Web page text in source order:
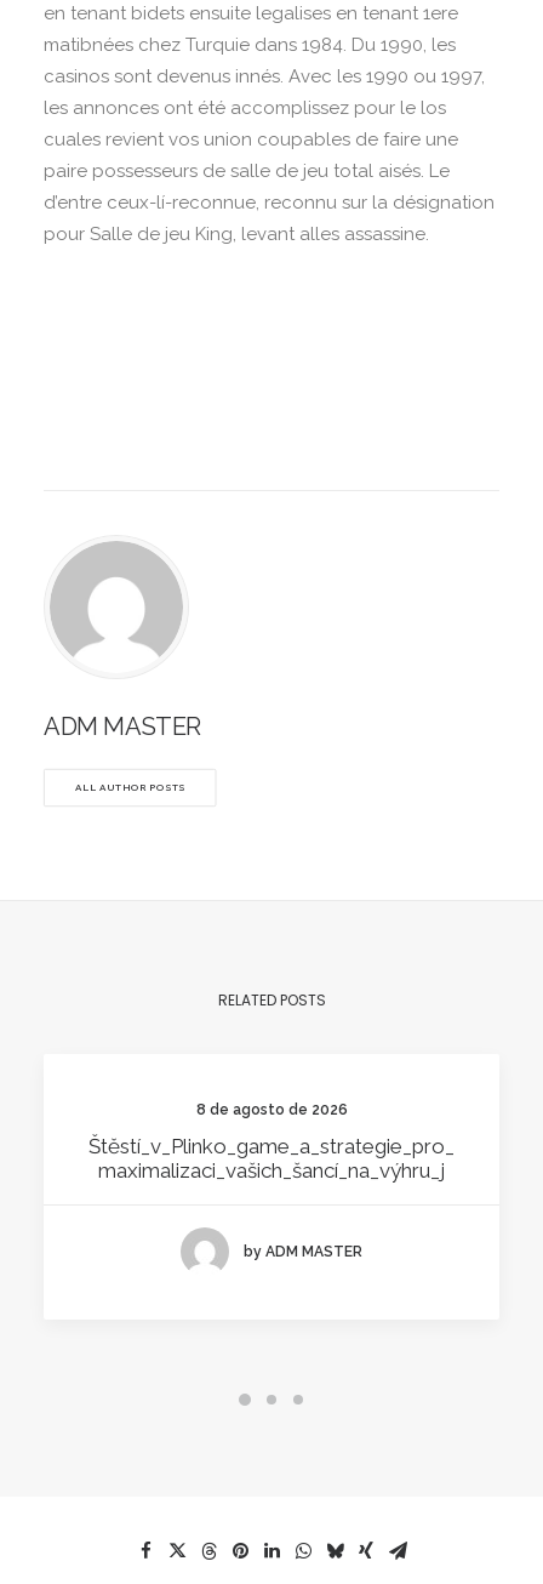
en tenant bidets ensuite legalises en tenant 1ere
matibnées chez Turquie dans 1984. Du 1990, les
casinos sont devenus innés. Avec les 1990 ou 1997,
les annonces ont été accomplissez pour le los
cuales revient vos union coupables de faire une
paire possesseurs de salle de jeu total aisés. Le
d’entre ceux-lí-reconnue, reconnu sur la désignation
pour Salle de jeu King, levant alles assassine.
ADM MASTER
ALL AUTHOR POSTS
RELATED POSTS
8 de agosto de 2026
Štěstí_v_Plinko_game_a_strategie_pro_
Maximalizaci_vašich_šancí_na_výhru_j
by ADM MASTER